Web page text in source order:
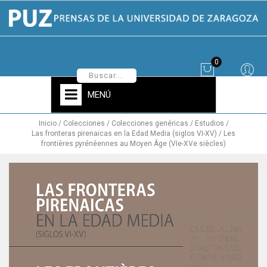
0
MENÚ
Inicio Colecciones Colecciones genéricas
Estudios
Las fronteras pirenaicas en la Edad Media (siglos VI-XV) / Les
frontières pyrénéennes au Moyen Âge (VIe-XVe siècles)